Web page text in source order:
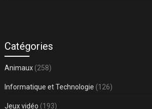
Catégories
Animaux(258)
Informatique et Technologie (126)
Jeux vidéo (193)